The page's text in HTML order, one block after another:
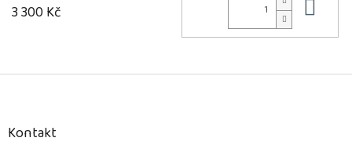
3 300 Kč
Z
Kontakt